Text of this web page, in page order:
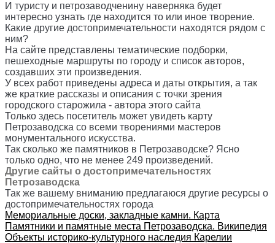
И туристу и петрозаводченину наверняка будет
интересно узнать где находится то или иное творение.
Какие другие достопримечательности находятся рядом с
ним?
На сайте представлены тематические подборки,
пешеходные маршруты по городу и список авторов,
создавших эти произведения.
У всех работ приведены адреса и даты открытия, а так
же краткие рассказы и описания с точки зрения
городского старожила - автора этого сайта
Только здесь посетитель может увидеть карту
Петрозаводска со всеми творениями мастеров
монументального искусства.
Так сколько же памятников в Петрозаводске? Ясно
только одно, что не менее 249 произведений.
Другие сайты о достопримечательностях
Петрозаводска
Так же вашему вниманию предлагаюся другие ресурсы о
достопримечательностях города
Мемориальные доски, закладные камни. Карта
Памятники и памятные места Петрозаводска. Википедия
Объекты историко-культурного наследия Карелии